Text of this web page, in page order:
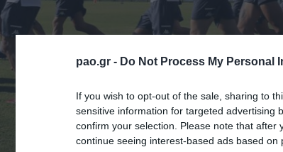
pao.gr - Do Not Process My Personal
If you wish to opt-out of the sale, sharing to
sensitive information for targeted advertising
confirm your selection. Please note that
continue seeing interest-based ads based